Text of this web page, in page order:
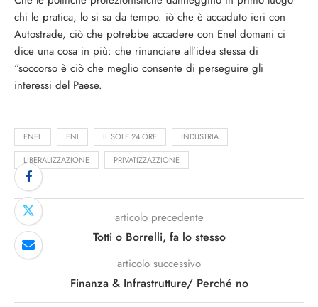
chi le pratica, lo si sa da tempo. iò che è accaduto ieri con
Autostrade, ciò che potrebbe accadere con Enel domani ci
dice una cosa in più: che rinunciare all’idea stessa di
“soccorso è ciò che meglio consente di perseguire gli
interessi del Paese.
ENEL ENI IL SOLE 24 ORE INDUSTRIA
LIBERALIZZAZIONE PRIVATIZZAZZIONE
articolo precedente
Totti o Borrelli, fa lo stesso
articolo successivo
Finanza & Infrastrutture/ Perché no